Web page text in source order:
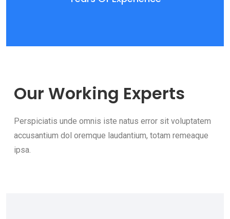
Our Working Experts
Perspiciatis unde omnis iste natus error sit voluptatem
accusantium dol oremque laudantium, totam remeaque
ipsa.